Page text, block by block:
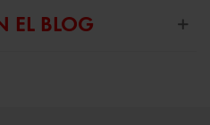
EL BLOG